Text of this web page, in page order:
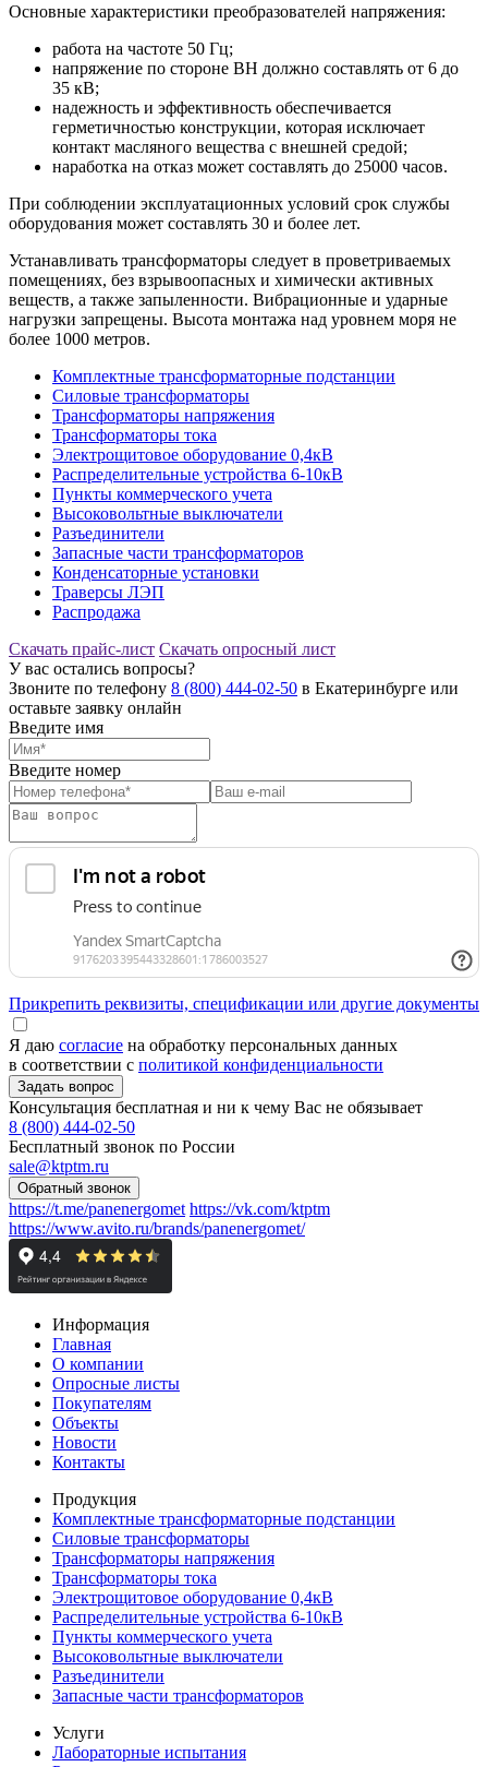
Основные характеристики преобразователей напряжения:
работа на частоте 50 Гц;
напряжение по стороне ВН должно составлять от 6 до
35 кВ;
надежность и эффективность обеспечивается
герметичностью конструкции, которая исключает
контакт масляного вещества с внешней средой;
наработка на отказ может составлять до 25000 часов.
При соблюдении эксплуатационных условий срок службы
оборудования может составлять 30 и более лет.
Устанавливать трансформаторы следует в проветриваемых
помещениях, без взрывоопасных и химически активных
веществ, а также запыленности. Вибрационные и ударные
нагрузки запрещены. Высота монтажа над уровнем моря не
более 1000 метров.
Комплектные трансформаторные подстанции
Силовые трансформаторы
Трансформаторы напряжения
Трансформаторы тока
Электрощитовое оборудование 0,4кВ
Распределительные устройства 6-10кВ
Пункты коммерческого учета
Высоковольтные выключатели
Разъединители
Запасные части трансформаторов
Конденсаторные установки
Траверсы ЛЭП
Распродажа
Скачать прайс-лист Скачать опросный лист
У вас остались вопросы?
Звоните по телефону 8 (800) 444-02-50 в Екатеринбурге или
оставьте заявку онлайн
Введите имя
Введите номер
Прикрепить реквизиты, спецификации или другие документы
Я даю согласие на обработку персональных данных
в соответствии с политикой конфиденциальности
Консультация бесплатная и ни к чему Вас не обязывает
8 (800) 444-02-50
Бесплатный звонок по России
sale@ktptm.ru
https://t.me/panenergomet https://vk.com/ktptm
https://www.avito.ru/brands/panenergomet/
Информация
Главная
О компании
Опросные листы
Покупателям
Объекты
Новости
Контакты
Продукция
Комплектные трансформаторные подстанции
Силовые трансформаторы
Трансформаторы напряжения
Трансформаторы тока
Электрощитовое оборудование 0,4кВ
Распределительные устройства 6-10кВ
Пункты коммерческого учета
Высоковольтные выключатели
Разъединители
Запасные части трансформаторов
Услуги
Лабораторные испытания